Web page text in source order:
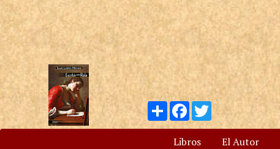
Compartir
Facebook
Twitter
Libros El Autor